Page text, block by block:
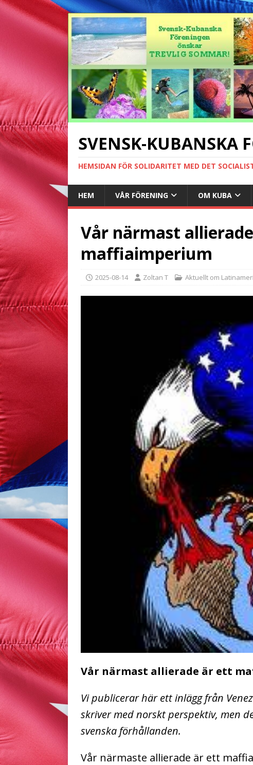
SVENSK-KUBANSKA
HEMSIDAN FÖR SOLIDARITET MED DET
HEM VÅR FÖRENING OM KUBA
Vår närmast
maffiaimperium
2025-08-14 Zoltan T Aktuellt om
Vår närmast allierade är ett
Vi publicerar här ett inlägg från
skriver med norskt perspektiv, men
svenska förhållanden.
Vår närmaste allierade är ett